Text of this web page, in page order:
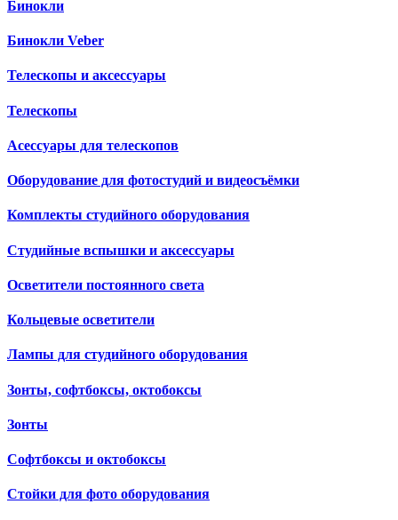
Бинокли
Бинокли Veber
Телескопы и аксессуары
Телескопы
Асессуары для телескопов
Оборудование для фотостудий и видеосъёмки
Комплекты студийного оборудования
Студийные вспышки и аксессуары
Осветители постоянного света
Кольцевые осветители
Лампы для студийного оборудования
Зонты, софтбоксы, октобоксы
Зонты
Софтбоксы и октобоксы
Стойки для фото оборудования